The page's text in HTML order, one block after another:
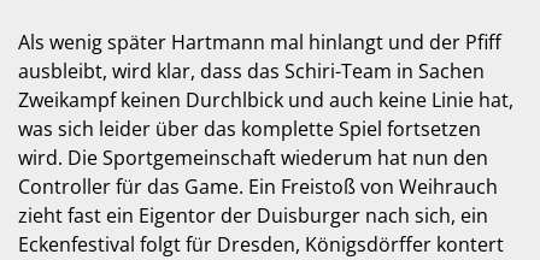
Als wenig später Hartmann mal hinlangt und der Pfiff
ausbleibt, wird klar, dass das Schiri-Team in Sachen
Zweikampf keinen Durchlbick und auch keine Linie hat,
was sich leider über das komplette Spiel fortsetzen
wird. Die Sportgemeinschaft wiederum hat nun den
Controller für das Game. Ein Freistoß von Weihrauch
zieht fast ein Eigentor der Duisburger nach sich, ein
Eckenfestival folgt für Dresden, Königsdörffer kontert